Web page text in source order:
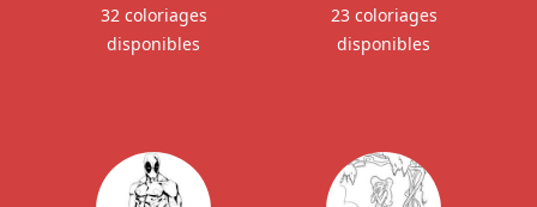
32 coloriages
disponibles
23 coloriages
disponibles